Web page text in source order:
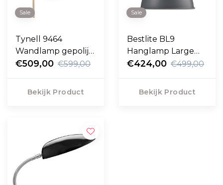
Sale
Tynell 9464
Wandlamp gepolijst
messing
€509,00 €599,00
Bekijk Product
Sale
Bestlite BL9
Hanglamp Large
Ø40
€424,00 €499,00
Bekijk Product